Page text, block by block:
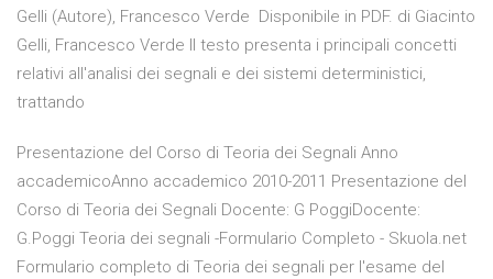
Gelli (Autore), Francesco Verde Disponibile in PDF. di Giacinto
Gelli, Francesco Verde Il testo presenta i principali concetti
relativi all'analisi dei segnali e dei sistemi deterministici,
trattando
Presentazione del Corso di Teoria dei Segnali Anno
accademicoAnno accademico 2010-2011 Presentazione del
Corso di Teoria dei Segnali Docente: G PoggiDocente:
G.Poggi Teoria dei segnali -Formulario Completo - Skuola.net
Formulario completo di Teoria dei segnali per l'esame del